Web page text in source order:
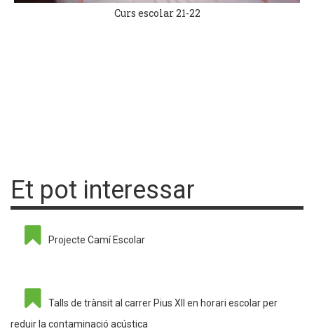
Curs escolar 21-22
Et pot interessar
Projecte Camí Escolar
Talls de trànsit al carrer Pius XII en horari escolar per
reduir la contaminació acústica